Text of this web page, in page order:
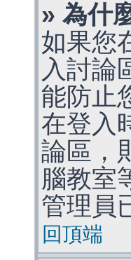
» 為什
如果您
入討論
能防止
在登入
論區，
腦教室
管理員
回頂端